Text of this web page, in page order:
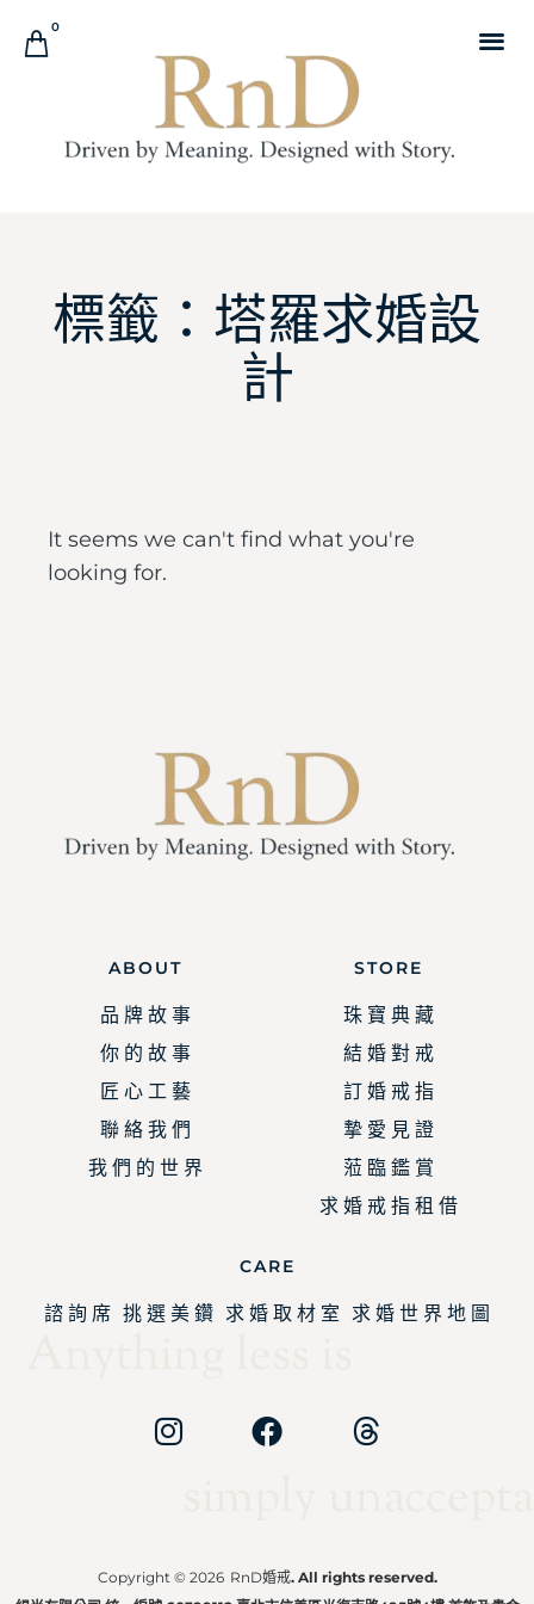
0
標籤：塔羅求婚設
計
It seems we can't find what you're
looking for.
ABOUT
品 牌 故 事
你 的 故 事
匠 心 工 藝
聯 絡 我 們
我 們 的 世 界
STORE
珠 寶 典 藏
結 婚 對 戒
訂 婚 戒 指
摯 愛 見 證
蒞 臨 鑑 賞
求 婚 戒 指 租 借
CARE
諮 詢 席 挑 選 美 鑽 求 婚 取 材 室 求 婚 世 界 地 圖
Copyright © 2026 RnD婚戒. All rights reserved.